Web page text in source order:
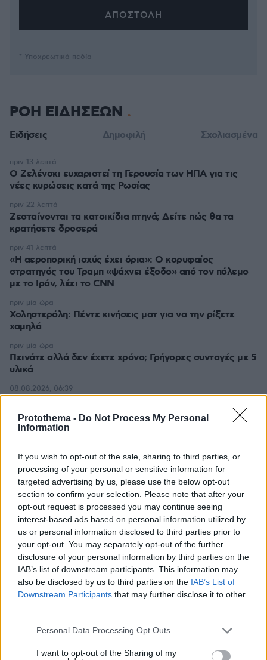
Protothema - Do Not Process My Personal
Information
If you wish to opt-out of the sale, sharing to third parties, or
processing of your personal or sensitive information for
targeted advertising by us, please use the below opt-out
section to confirm your selection. Please note that after your
opt-out request is processed you may continue seeing
interest-based ads based on personal information utilized by
us or personal information disclosed to third parties prior to
your opt-out. You may separately opt-out of the further
disclosure of your personal information by third parties on the
IAB’s list of downstream participants. This information may
also be disclosed by us to third parties on the IAB’s List of
Downstream Participants that may further disclose it to other
Please note that this website/app uses one or more Google
not limited to your visit or usage behaviour. You may click to
Personal Data Processing Opt Outs
I want to opt-out of the Sharing of my
* Υποχρεωτικά πεδία
ΡΟΗ ΕΙΔΗΣΕΩΝ
Ειδήσεις Δημοφιλή Σχολιασμένα
Ο Ζελένσκι ευχαριστεί τη Γερουσία των ΗΠΑ για τις
νέες κυρώσεις κατά της Ρωσίας
πριν 13 λεπτά
Ζεσταίνονται τα κατοικίδια πτηνά; Δείτε πώς θα τα
κρατήσετε δροσερά
πριν 22 λεπτά
«Η αεροπορική ισχύς έχει όρια»: Ο κορυφαίος
στρατηγός του Τραμπ «ψάχνει έξοδο» από τον πόλεμο
με το Ιράν, λέει το CNN
πριν 41 λεπτά
Χοληστερόλη: Πέντε κινήσεις ματ για να την ρίξετε
χαμηλά
πριν μία ώρα
Πεινάτε αλλά δεν έχετε χρόνο; Γρήγορες συνταγές με 5
υλικά
πριν μία ώρα
Βόρειο Αιγαίο, ποιες περιοχές είναι στο «πορτοκαλί»
08.08.2026, 06:39
«βοήθεια» 1 δισ. δολαρίων για την ασφάλεια
08.08.2026, 06:02
Το μενού της ημέρας - Τι τρώμε σήμερα Σάββατο
(8/8/2026)
08.08.2026, 06:00
Στο χαμηλότερο επίπεδο της δεκαετίας η αποψίλωση
στον Αμαζόνιο, μειώθηκε κατά 37% σε έναν χρόνο
08.08.2026, 05:33
Τρόμος για τουρίστες στη Μποτσουάνα: Ιπποπόταμος
καταδιώκει το σκάφος τους, δείτε βίντεο
08.08.2026, 05:03